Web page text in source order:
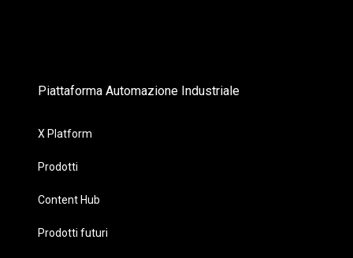
Piattaforma Automazione Industriale
X Platform
Prodotti
Content Hub
Prodotti futuri